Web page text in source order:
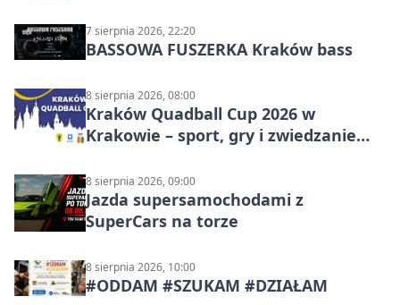
7 sierpnia 2026, 22:20
BASSOWA FUSZERKA Kraków bass
8 sierpnia 2026, 08:00
Kraków Quadball Cup 2026 w
Krakowie – sport, gry i zwiedzanie
8 sierpnia 2026, 09:00
Jazda supersamochodami z
SuperCars na torze
8 sierpnia 2026, 10:00
#ODDAM #SZUKAM #DZIAŁAM